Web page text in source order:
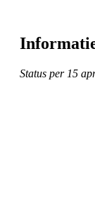
Status per 15